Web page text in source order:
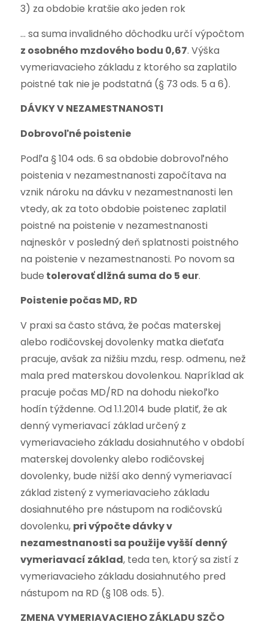
3) za obdobie kratšie ako jeden rok
… sa suma invalidného dôchodku určí výpočtom
z osobného mzdového bodu 0,67. Výška
vymeriavacieho základu z ktorého sa zaplatilo
poistné tak nie je podstatná (§ 73 ods. 5 a 6).
DÁVKY V NEZAMESTNANOSTI
Dobrovoľné poistenie
Podľa § 104 ods. 6 sa obdobie dobrovoľného
poistenia v nezamestnanosti započítava na
vznik nároku na dávku v nezamestnanosti len
vtedy, ak za toto obdobie poistenec zaplatil
poistné na poistenie v nezamestnanosti
najneskôr v posledný deň splatnosti poistného
na poistenie v nezamestnanosti. Po novom sa
bude tolerovať dlžná suma do 5 eur.
Poistenie počas MD, RD
V praxi sa často stáva, že počas materskej
alebo rodičovskej dovolenky matka dieťaťa
pracuje, avšak za nižšiu mzdu, resp. odmenu, než
mala pred materskou dovolenkou. Napríklad ak
pracuje počas MD/RD na dohodu niekoľko
hodín týždenne. Od 1.1.2014 bude platiť, že ak
denný vymeriavací základ určený z
vymeriavacieho základu dosiahnutého v období
materskej dovolenky alebo rodičovskej
dovolenky, bude nižší ako denný vymeriavací
základ zistený z vymeriavacieho základu
dosiahnutého pre nástupom na rodičovskú
dovolenku, pri výpočte dávky v
nezamestnanosti sa použije vyšší denný
vymeriavací základ, teda ten, ktorý sa zistí z
vymeriavacieho základu dosiahnutého pred
nástupom na RD (§ 108 ods. 5).
ZMENA VYMERIAVACIEHO ZÁKLADU SZČO